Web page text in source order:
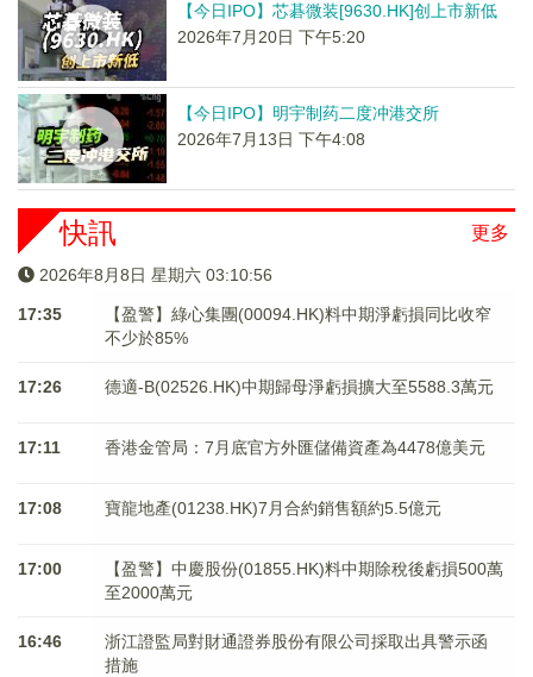
【今日IPO】芯碁微装[9630.HK]创上市新低
2026年7月20日 下午5:20
【今日IPO】明宇制药二度冲港交所
2026年7月13日 下午4:08
更多
快訊
2026年8月8日 星期六 03:10:56
17:35
【盈警】綠心集團(00094.HK)料中期淨虧損同比收窄
不少於85%
17:26 德適-B(02526.HK)中期歸母淨虧損擴大至5588.3萬元
17:11 香港金管局：7月底官方外匯儲備資產為4478億美元
17:08 寶龍地產(01238.HK)7月合約銷售額約5.5億元
17:00
【盈警】中慶股份(01855.HK)料中期除稅後虧損500萬
至2000萬元
16:46
浙江證監局對財通證券股份有限公司採取出具警示函
措施